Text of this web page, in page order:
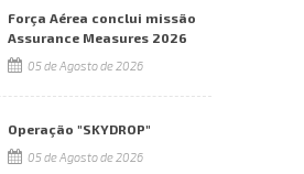
Força Aérea conclui missão
Assurance Measures 2026
05 de Agosto de 2026
Operação "SKYDROP"
05 de Agosto de 2026